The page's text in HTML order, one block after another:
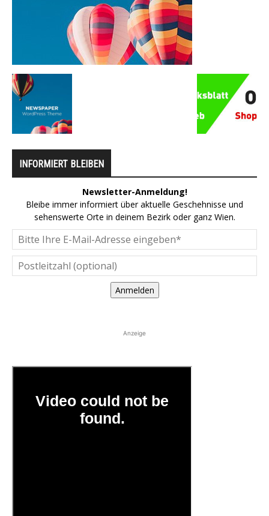
INFORMIERT BLEIBEN
Newsletter-Anmeldung!
Bleibe immer informiert über aktuelle Geschehnisse und
sehenswerte Orte in deinem Bezirk oder ganz Wien.
Anmelden
Anzeige